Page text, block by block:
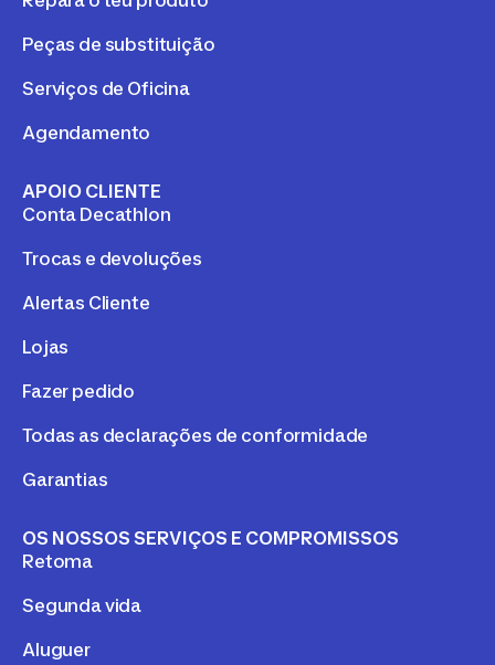
Peças de substituição
Serviços de Oficina
Agendamento
APOIO CLIENTE
Conta Decathlon
Trocas e devoluções
Alertas Cliente
Lojas
Fazer pedido
Todas as declarações de conformidade
Garantias
OS NOSSOS SERVIÇOS E COMPROMISSOS
Retoma
Segunda vida
Aluguer